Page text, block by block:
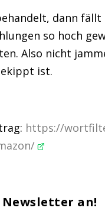
dann
so hoch
Also nicht
ist.
https://
an!